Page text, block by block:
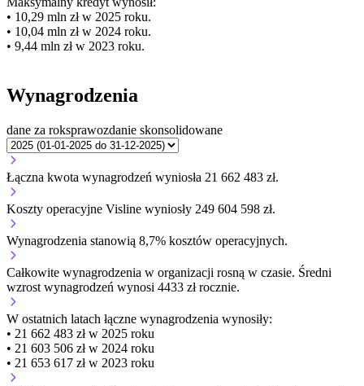
• 10,29 mln zł w 2025 roku.
• 10,04 mln zł w 2024 roku.
• 9,44 mln zł w 2023 roku.
Wynagrodzenia
dane za roksprawozdanie skonsolidowane
Łączna kwota wynagrodzeń wyniosła 21 662 483 zł.
Koszty operacyjne Visline wyniosły 249 604 598 zł.
Wynagrodzenia stanowią 8,7% kosztów operacyjnych.
Całkowite wynagrodzenia w organizacji rosną w czasie. Średni
wzrost wynagrodzeń wynosi 4433 zł rocznie.
W ostatnich latach łączne wynagrodzenia wynosiły:
• 21 662 483 zł w 2025 roku
• 21 603 506 zł w 2024 roku
• 21 653 617 zł w 2023 roku